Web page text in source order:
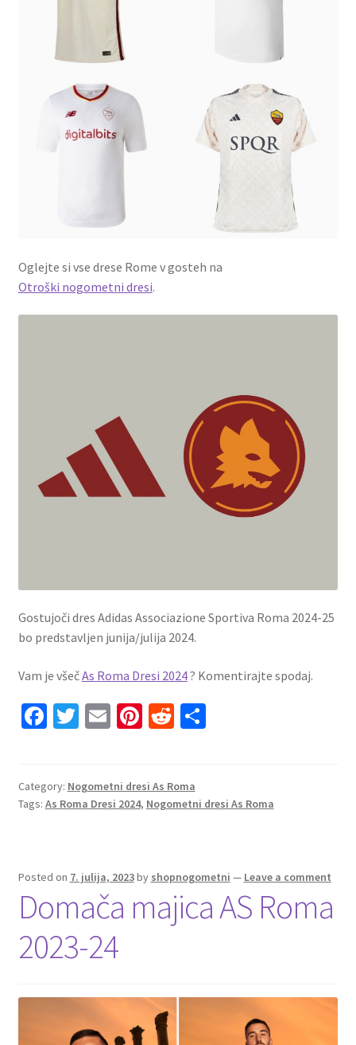
Oglejte si vse drese Rome v gosteh na
Otroški nogometni dresi.
Gostujoči dres Adidas Associazione Sportiva Roma 2024-25
bo predstavljen junija/julija 2024.
Vam je všečAs Roma Dresi 2024? Komentirajte spodaj.
Fa
o
o
T
er
E
l
Pi
es
t
R
di
t
S
e
Category: Nogometni dresi As Roma
Tags: As Roma Dresi 2024, Nogometni dresi As Roma
Posted on 7. julija, 2023by shopnogometni — Leave a comment
Domača majica AS Roma
2023-24